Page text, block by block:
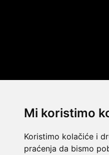
Mi koristimo
Koristimo kolačiće i
praćenja da bismo